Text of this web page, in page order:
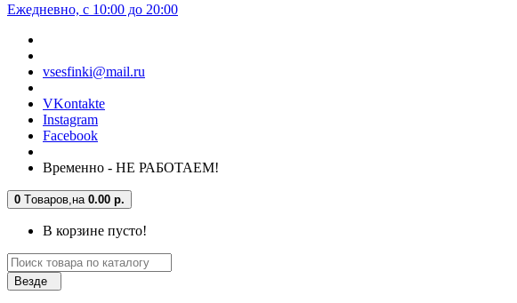
Ежедневно, с 10:00 до 20:00
vsesfinki@mail.ru
VKontakte
Instagram
Facebook
Временно - НЕ РАБОТАЕМ!
0 Tоваров, на 0.00 р.
В корзине пусто!
Везде